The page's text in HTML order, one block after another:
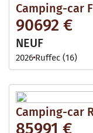
Camping-car
90692 €
NEUF
2026 Ruffec (16)
Camping-car
85991 €